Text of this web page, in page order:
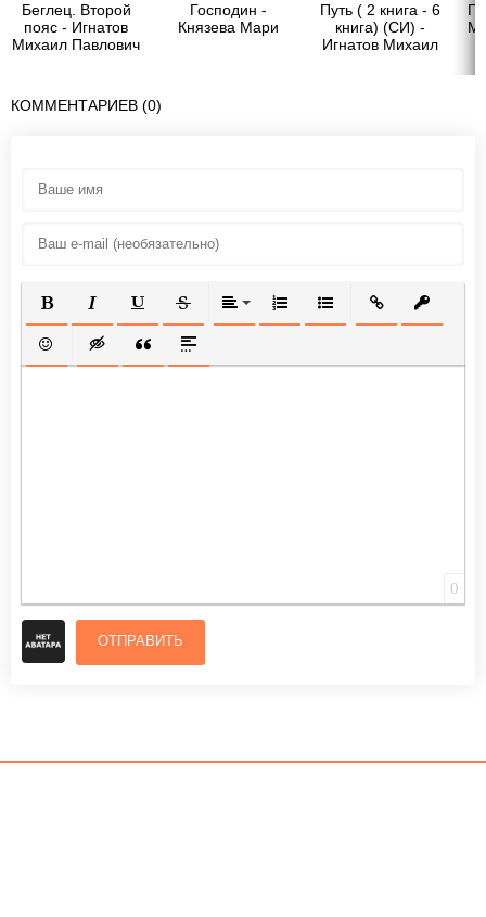
Беглец. Второй
пояс - Игнатов
Михаил Павлович
Господин -
Князева Мари
Путь ( 2 книга - 6
книга) (СИ) -
Игнатов Михаил
Г
КОММЕНТАРИЕВ (0)
ПОЛУЖИРНЫЙ
КУРСИВПОДЧЕРКНУТЫЙ
ЗАЧЕРКНУТЫЙВЫРАВНИВАНИЕ
НУМЕРОВАННЫЙ СПИСОК
МАРКИРОВАННЫЙ
ВСТАВИТЬ
ВСТАВИТЬ СМАЙЛИК
ВСТАВКА СКРЫТОГО ТЕКСТА
ВСТАВКА ЦИТАТЫ
ВСТАВКА СПОЙЛЕРА
0
ОТПРАВИТЬ